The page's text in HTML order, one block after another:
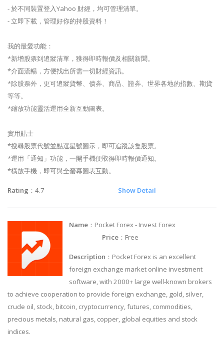
- 於不同裝置登入Yahoo 財經，均可管理清單。
- 立即下載，管理好你的持股資料！
我的最愛功能：
*新增股票到追蹤清單，獲得即時報價及相關新聞。
*介面流暢，方便找出所需一切財經資訊。
*除股票外，更可追蹤貨幣、債券、商品、證券、世界各地的指數、期貨
等等。
*縮放功能靈活運用全新互動圖表。
實用貼士
*搜尋股票代號並點選星號圖示，即可追蹤該隻股票。
*運用「通知」功能，一開手機便取得即時報價通知。
*橫放手機，即可與全螢幕圖表互動。
Rating ：4.7 Show Detail
Name ：Pocket Forex - Invest Forex
Price ：Free
Description ：Pocket Forex is an excellent
foreign exchange market online investment
software, with 2000+ large well-known brokers
to achieve cooperation to provide foreign exchange, gold, silver,
crude oil, stock, bitcoin, cryptocurrency, futures, commodities,
precious metals, natural gas, copper, global equities and stock
indices.